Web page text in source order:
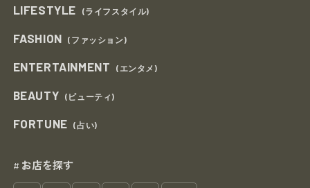
LIFESTYLE (ライフスタイル)
FASHION (ファッション)
ENTERTAINMENT (エンタメ)
BEAUTY (ビューティ)
FORTUNE (占い)
# お店を探す